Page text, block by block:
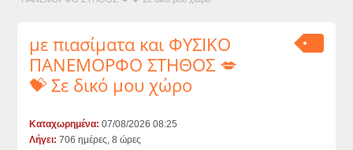
με πιασίματα και ΦΥΣΙΚΟ
ΠΑΝΕΜΟΡΦΟ ΣΤΗΘΟΣ 💋
💝 Σε δικό μου χώρο
Καταχωρημένα: 07/08/2026 08:25
Λήγει: 706 ημέρες, 8 ώρες